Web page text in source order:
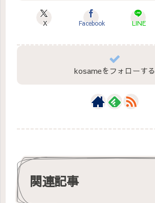
X Facebook LINE
kosameをフォローする
関連記事